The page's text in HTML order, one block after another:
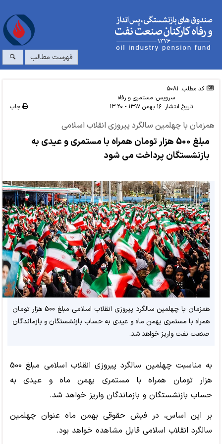
فهرست مطالب
کد مطلب: 5081
سرویس:مستمری و رفاه
تاریخ انتشار: ۱۶ بهمن ۱۳۹۷ - ۱۳:۲۰ چاپ
همزمان با چهلمین سالگرد پیروزی انقلاب اسلامی
مبلغ 500 هزار تومان همراه با مستمری و عیدی به
بازنشستگان پرداخت می شود
همزمان با چهلمین سالگرد پیروزی انقلاب اسلامی مبلغ 500 هزار تومان
همراه با مستمری بهمن ماه و عیدی به حساب بازنشستگان و بازماندگان
صنعت نفت واریز خواهد شد.
به مناسبت چهلمین سالگرد پیروزی انقلاب اسلامی مبلغ 500
هزار تومان همراه با مستمری بهمن ماه و عیدی به
حساب بازنشستگان و بازماندگان واریز خواهد شد.
بر این اساس، در فیش حقوقی بهمن ماه عنوان چهلمین
سالگرد انقلاب اسلامی قابل مشاهده خواهد بود.